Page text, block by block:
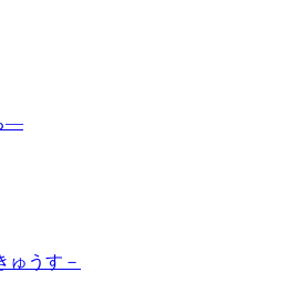
―
ゅうす－